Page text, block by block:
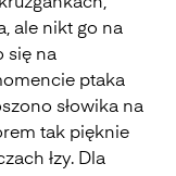
ale nikt go na
się na
ptaka
słowika na
tak pięknie
łzy. Dla